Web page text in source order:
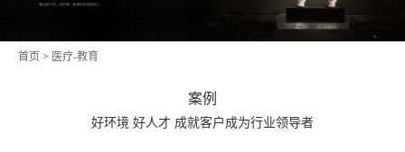
首页 > 医疗-教育
案例
好环境 好人才 成就客户成为行业领导者